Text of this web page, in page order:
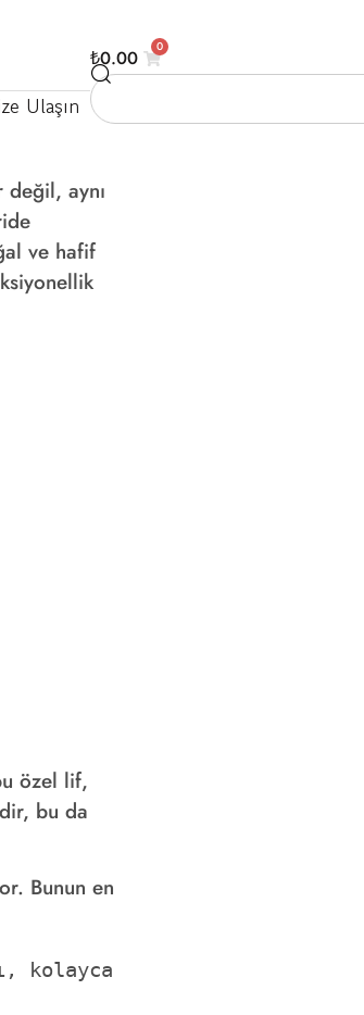
Ulaşın
₺0.00 0
değil, aynı
ve hafif
özel lif,
bu da
Bunun en
kolayca